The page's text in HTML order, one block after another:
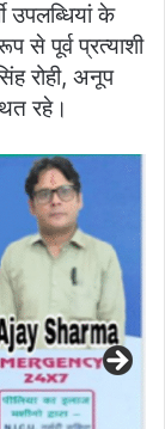
उपलब्धियां के
पूर्व प्रत्याशी
रोही, अनूप
रहे।